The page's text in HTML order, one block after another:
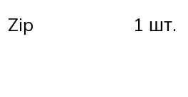
Zip 1 шт.